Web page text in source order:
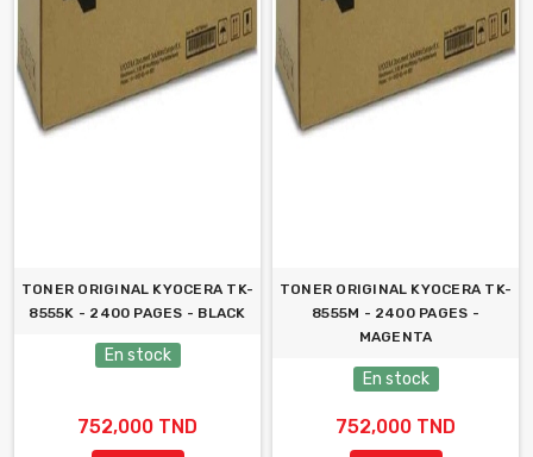
TONER ORIGINAL KYOCERA TK-
8555K - 2400 PAGES - BLACK
En stock
752,000 TND
TONER ORIGINAL KYOCERA TK-
8555M - 2400 PAGES -
MAGENTA
En stock
752,000 TND